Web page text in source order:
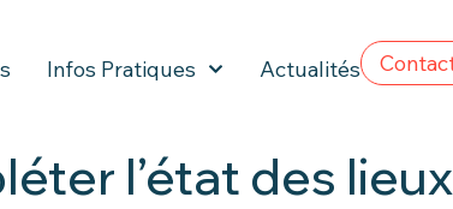
Infos Pratiques Actualités
l’état des